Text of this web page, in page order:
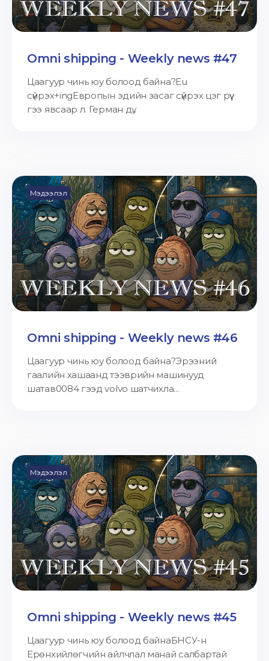
Omni shipping - Weekly news #47
Цаагуур чинь юу болоод байна?Eu
сүйрэх+ingЕвропын эдийн засаг сүйрэх цэг рүү
гээ явсаар л. Герман дү...
Мэдээлэл
Omni shipping - Weekly news #46
Цаагуур чинь юу болоод байна?Эрээний
гаалийн хашаанд тээврийн машинууд
шатав0084 гээд volvo шатчихла...
Мэдээлэл
Omni shipping - Weekly news #45
Цаагуур чинь юу болоод байнаБНСУ-н
Ерөнхийлөгчийн айлчлал манай салбартай